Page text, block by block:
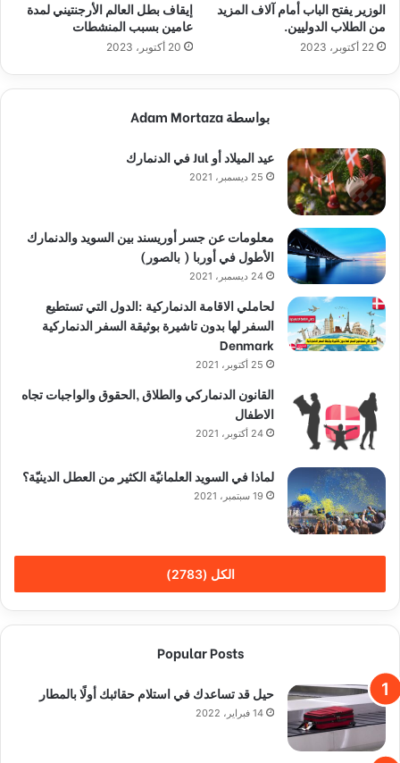
الوزير يفتح الباب أمام آلاف المزيد
من الطلاب الدوليين.
22 أكتوبر، 2023
إيقاف بطل العالم الأرجنتيني لمدة
عامين بسبب المنشطات
20 أكتوبر، 2023
بواسطة Adam Mortaza
عيد الميلاد أو Jul في الدنمارك
25 ديسمبر، 2021
معلومات عن جسر أوريسند بين السويد والدنمارك
الأطول في أوربا ( بالصور)
24 ديسمبر، 2021
لحاملي الاقامة الدنماركية :الدول التي تستطيع
السفر لها بدون تاشيرة بوثيقة السفر الدنماركية
Denmark
25 أكتوبر، 2021
القانون الدنماركي والطلاق ,الحقوق والواجبات تجاه
الاطفال
24 أكتوبر، 2021
لماذا في السويد العلمانيّة الكثير من العطل الدينيّة؟
19 سبتمبر، 2021
الكل (2783)
Popular Posts
حيل قد تساعدك في استلام حقائبك أولًا بالمطار
14 فبراير، 2022